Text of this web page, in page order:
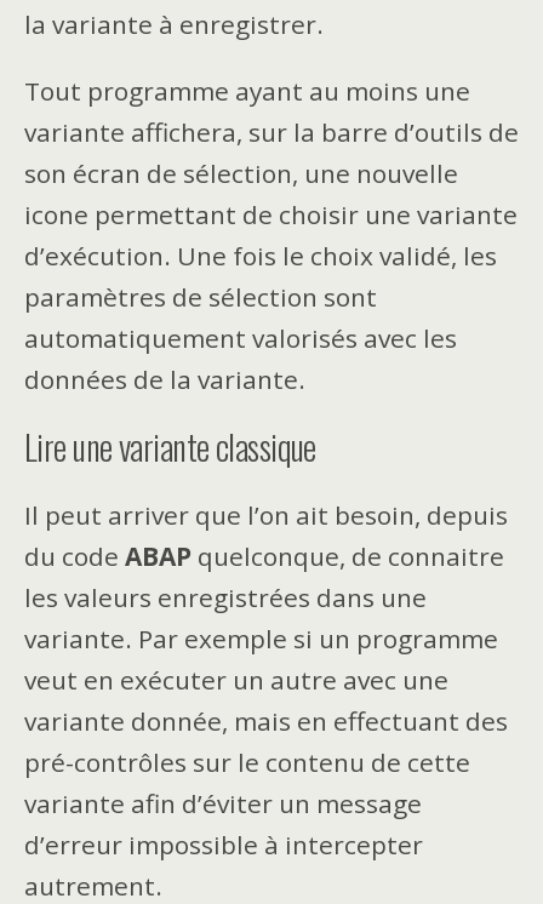
la variante à enregistrer.
Tout programme ayant au moins une
variante affichera, sur la barre d’outils de
son écran de sélection, une nouvelle
icone permettant de choisir une variante
d’exécution. Une fois le choix validé, les
paramètres de sélection sont
automatiquement valorisés avec les
données de la variante.
Lire une variante classique
Il peut arriver que l’on ait besoin, depuis
du code ABAP quelconque, de connaitre
les valeurs enregistrées dans une
variante. Par exemple si un programme
veut en exécuter un autre avec une
variante donnée, mais en effectuant des
pré-contrôles sur le contenu de cette
variante afin d’éviter un message
d’erreur impossible à intercepter
autrement.